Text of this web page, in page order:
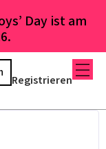
Day ist am
Registrieren